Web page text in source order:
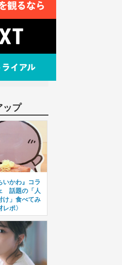
ップ
いかわ』コラ
話題の「人
け」食べてみ
ポ〉